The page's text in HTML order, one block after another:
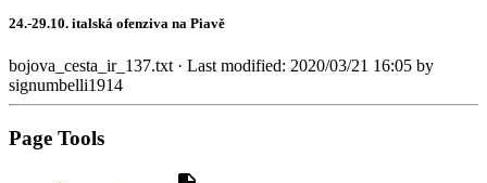
24.-29.10. italská ofenziva na Piavě
bojova_cesta_ir_137.txt · Last modified: 2020/03/21 16:05 by
signumbelli1914
Page Tools